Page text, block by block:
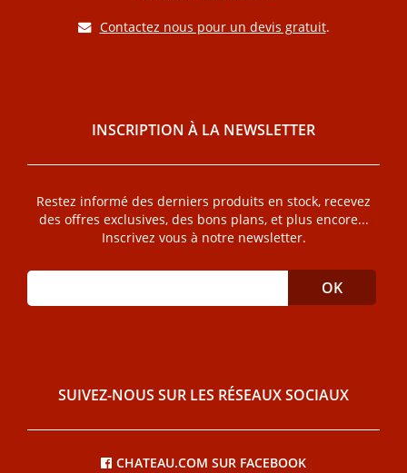
Contactez nous pour un devis gratuit.
INSCRIPTION À LA NEWSLETTER
Restez informé des derniers produits en stock, recevez
des offres exclusives, des bons plans, et plus encore...
Inscrivez vous à notre newsletter.
SUIVEZ-NOUS SUR LES RÉSEAUX SOCIAUX
CHATEAU.COM SUR FACEBOOK